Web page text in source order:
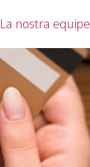
La nostra equipe